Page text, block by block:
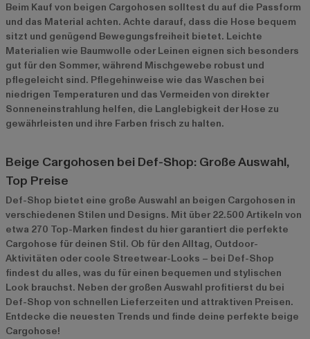
Beim Kauf von beigen Cargohosen solltest du auf die Passform
und das Material achten. Achte darauf, dass die Hose bequem
sitzt und genügend Bewegungsfreiheit bietet. Leichte
Materialien wie Baumwolle oder Leinen eignen sich besonders
gut für den Sommer, während Mischgewebe robust und
pflegeleicht sind. Pflegehinweise wie das Waschen bei
niedrigen Temperaturen und das Vermeiden von direkter
Sonneneinstrahlung helfen, die Langlebigkeit der Hose zu
gewährleisten und ihre Farben frisch zu halten.
Beige Cargohosen bei Def-Shop: Große Auswahl,
Top Preise
Def-Shop bietet eine große Auswahl an beigen Cargohosen in
verschiedenen Stilen und Designs. Mit über 22.500 Artikeln von
etwa 270 Top-Marken findest du hier garantiert die perfekte
Cargohose für deinen Stil. Ob für den Alltag, Outdoor-
Aktivitäten oder coole Streetwear-Looks – bei Def-Shop
findest du alles, was du für einen bequemen und stylischen
Look brauchst. Neben der großen Auswahl profitierst du bei
Def-Shop von schnellen Lieferzeiten und attraktiven Preisen.
Entdecke die neuesten Trends und finde deine perfekte beige
Cargohose!